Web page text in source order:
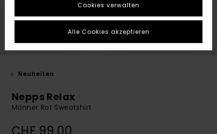
Neuheiten
Nepps Relax
Männer Rot Sweatshirt
Cookies verwalten
Alle Cookies akzeptieren